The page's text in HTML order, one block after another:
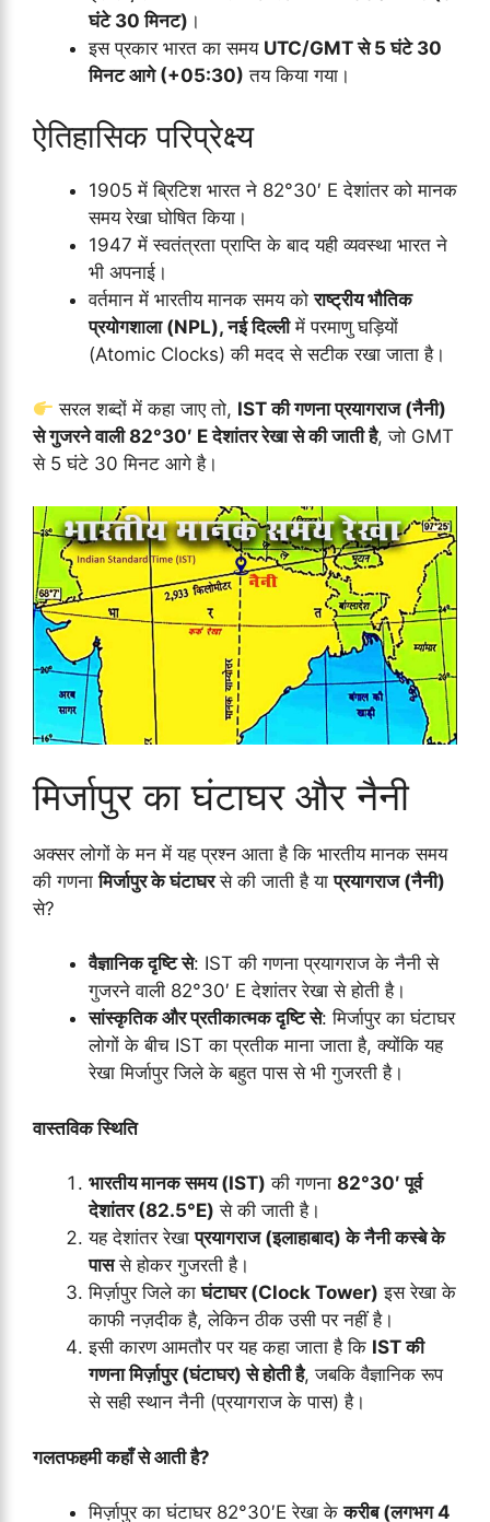
घंटे 30 मिनट) ।
इस प्रकार भारत का समय UTC/GMT से 5 घंटे 30
मिनट आगे (+05:30) तय किया गया।
ऐतिहासिक परिप्रेक्ष्य
1905 में ब्रिटिश भारत ने 82°30′ E देशांतर को मानक
समय रेखा घोषित किया।
1947 में स्वतंत्रता प्राप्ति के बाद यही व्यवस्था भारत ने
भी अपनाई।
वर्तमान में भारतीय मानक समय कोराष्ट्रीय भौतिक
प्रयोगशाला (NPL), नई दिल्लीमें परमाणु घड़ियों
(Atomic Clocks) की मदद से सटीक रखा जाता है।
सरल शब्दों में कहा जाए तो, IST की गणना प्रयागराज (नैनी)
से गुजरने वाली 82°30′ E देशांतर रेखा से की जाती है, जो GMT
से 5 घंटे 30 मिनट आगे है।
मिर्जापुर का घंटाघर और नैनी
अक्सर लोगों के मन में यह प्रश्न आता है कि भारतीय मानक समय
की गणनामिर्जापुर के घंटाघरसे की जाती है याप्रयागराज (नैनी)
से?
वैज्ञानिक दृष्टि से: IST की गणना प्रयागराज के नैनी से
गुजरने वाली 82°30′ E देशांतर रेखा से होती है।
सांस्कृतिक और प्रतीकात्मक दृष्टि से: मिर्जापुर का घंटाघर
लोगों के बीच IST का प्रतीक माना जाता है, क्योंकि यह
रेखा मिर्जापुर जिले के बहुत पास से भी गुजरती है।
वास्तविक स्थिति
भारतीय मानक समय (IST) की गणना 82°30′ पूर्व
देशांतर (82.5°E) से की जाती है।
यह देशांतर रेखाप्रयागराज (इलाहाबाद) के नैनी कस्बे के
पाससे होकर गुजरती है।
मिर्ज़ापुर जिले काघंटाघर (Clock Tower) इस रेखा के
काफी नज़दीक है, लेकिन ठीक उसी पर नहीं है।
इसी कारण आमतौर पर यह कहा जाता है कि IST की
गणना मिर्ज़ापुर (घंटाघर) से होती है, जबकि वैज्ञानिक रूप
से सही स्थान नैनी (प्रयागराज के पास) है।
गलतफहमी कहाँ से आती है?
मिर्ज़ापुर का घंटाघर 82°30′E रेखा केकरीब (लगभग 4